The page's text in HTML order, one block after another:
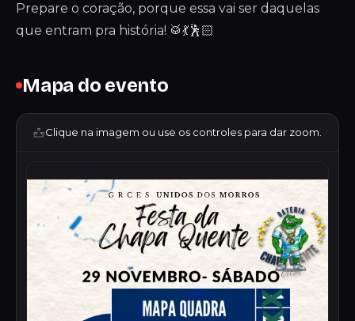
Prepare o coração, porque essa vai ser daquelas
que entram pra história! 🥁💃🕺🏻
Mapa do evento
Clique na imagem ou use os controles para dar zoom.